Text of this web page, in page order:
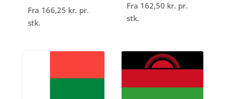
Fra 166,25 kr. pr.
stk.
Fra 162,50 kr. pr.
stk.